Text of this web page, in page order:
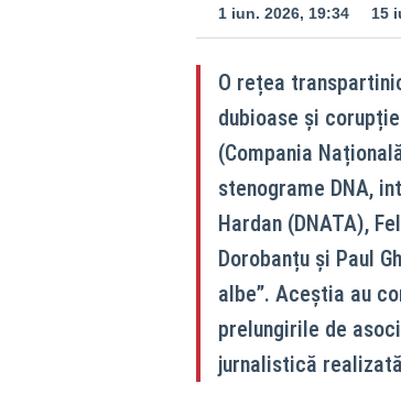
1 iun. 2026, 19:34 15
O rețea
dubioase și
(Compania
stenograme DNA,
Hardan (DNATA),
Dorobanțu și Paul
albe”. Aceștia au
prelungirile de
jurnalistică